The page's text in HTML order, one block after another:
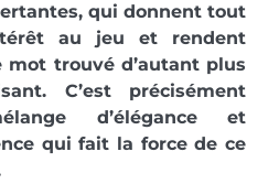
qui donnent tout
au jeu et rendent
mot trouvé d’autant plus
C’est précisément
d’élégance et
qui fait la force de ce